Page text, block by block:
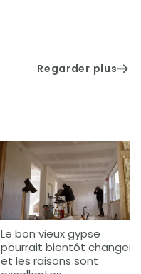
Regarder plus
Le bon vieux gypse
pourrait bientôt changer
et les raisons sont